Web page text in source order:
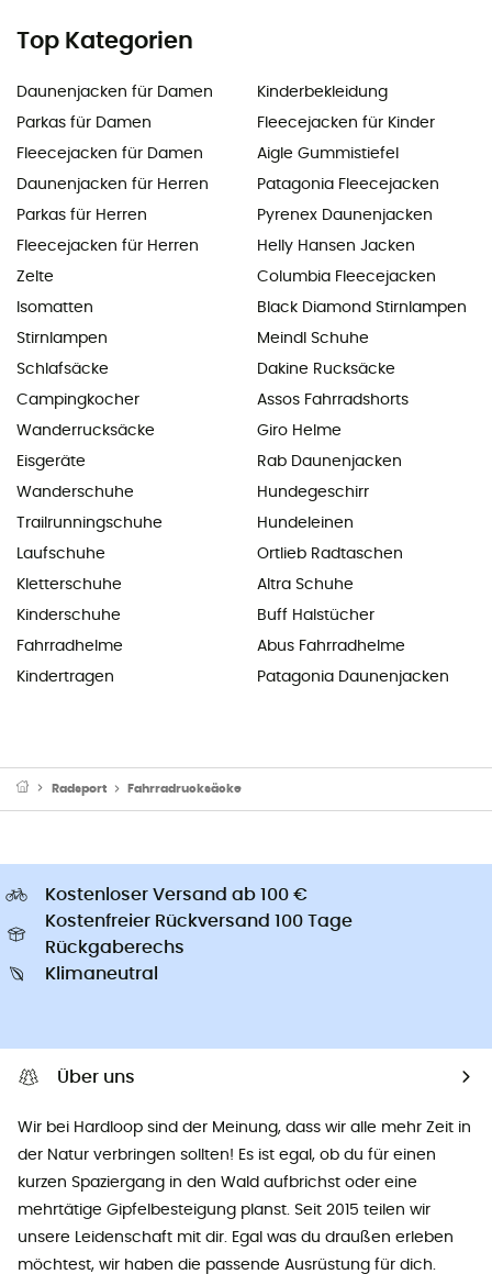
Top Kategorien
Daunenjacken für Damen
Parkas für Damen
Fleecejacken für Damen
Daunenjacken für Herren
Parkas für Herren
Fleecejacken für Herren
Zelte
Isomatten
Stirnlampen
Schlafsäcke
Campingkocher
Wanderrucksäcke
Eisgeräte
Wanderschuhe
Trailrunningschuhe
Laufschuhe
Kletterschuhe
Kinderschuhe
Fahrradhelme
Kindertragen
Kinderbekleidung
Fleecejacken für Kinder
Aigle Gummistiefel
Patagonia Fleecejacken
Pyrenex Daunenjacken
Helly Hansen Jacken
Columbia Fleecejacken
Black Diamond Stirnlampen
Meindl Schuhe
Dakine Rucksäcke
Assos Fahrradshorts
Giro Helme
Rab Daunenjacken
Hundegeschirr
Hundeleinen
Ortlieb Radtaschen
Altra Schuhe
Buff Halstücher
Abus Fahrradhelme
Patagonia Daunenjacken
Radsport Fahrradrucksäcke
Kostenloser Versand ab 100 €
Kostenfreier Rückversand 100 Tage
Rückgaberechs
Klimaneutral
Über uns
Wir bei Hardloop sind der Meinung, dass wir alle mehr Zeit in
der Natur verbringen sollten! Es ist egal, ob du für einen
kurzen Spaziergang in den Wald aufbrichst oder eine
mehrtätige Gipfelbesteigung planst. Seit 2015 teilen wir
unsere Leidenschaft mit dir. Egal was du draußen erleben
möchtest, wir haben die passende Ausrüstung für dich.